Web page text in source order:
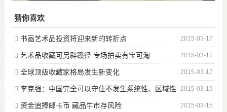
猜你喜欢
2015-03-17
书画艺术品投资将迎来新的转折点
2015-03-17
艺术品收藏可另辟蹊径 专场拍卖有宝可淘
2015-03-17
全球顶级收藏家格局发生新变化
2015-03-15
李克强：中国完全可以守住不发生系统性、区域性
金融风险
2015-03-15
资金追捧邮卡币 藏品牛市存风险